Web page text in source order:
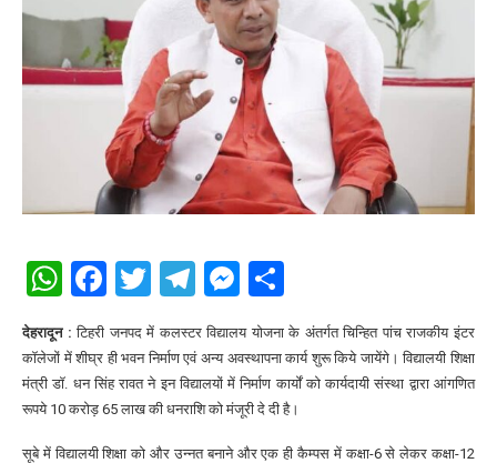
WhatsApp
Facebook
Twitter
Telegram
Messenger
देहरादून : टिहरी जनपद में कलस्टर विद्यालय योजना के अंतर्गत चिन्हित पांच राजकीय इंटर
कॉलेजों में शीघ्र ही भवन निर्माण एवं अन्य अवस्थापना कार्य शुरू किये जायेंगे। विद्यालयी शिक्षा
मंत्री डॉ. धन सिंह रावत ने इन विद्यालयों में निर्माण कार्यों को कार्यदायी संस्था द्वारा आंगणित
रूपये 10 करोड़ 65 लाख की धनराशि को मंजूरी दे दी है।
सूबे में विद्यालयी शिक्षा को और उन्नत बनाने और एक ही कैम्पस में कक्षा-6 से लेकर कक्षा-12